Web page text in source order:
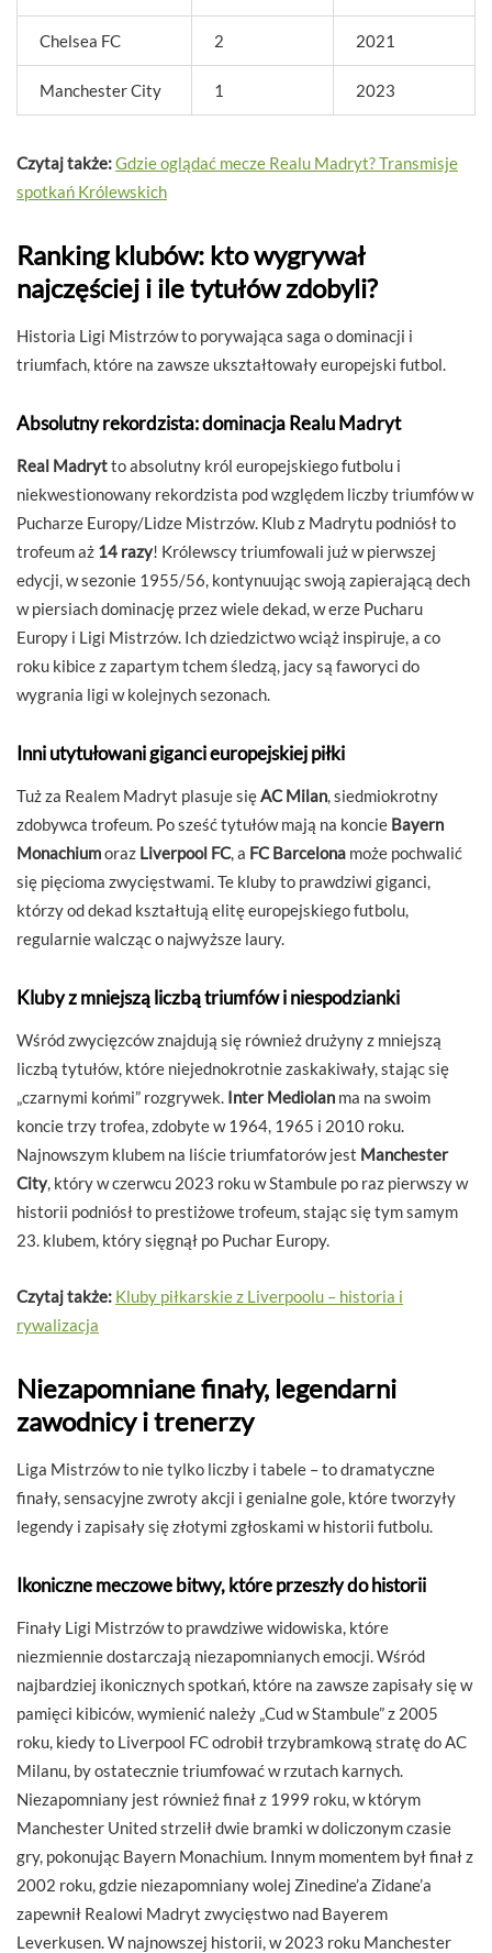
Chelsea FC 2 2021
Manchester City 1 2023
Czytaj także:Gdzie oglądać mecze Realu Madryt? Transmisje
spotkań Królewskich
Ranking klubów: kto wygrywał
najczęściej i ile tytułów zdobyli?
Historia Ligi Mistrzów to porywająca saga o dominacji i
triumfach, które na zawsze ukształtowały europejski futbol.
Absolutny rekordzista: dominacja Realu Madryt
Real Madrytto absolutny król europejskiego futbolu i
niekwestionowany rekordzista pod względem liczby triumfów w
Pucharze Europy/Lidze Mistrzów. Klub z Madrytu podniósł to
trofeum aż 14 razy! Królewscy triumfowali już w pierwszej
edycji, w sezonie 1955/56, kontynuując swoją zapierającą dech
w piersiach dominację przez wiele dekad, w erze Pucharu
Europy i Ligi Mistrzów. Ich dziedzictwo wciąż inspiruje, a co
roku kibice z zapartym tchem śledzą, jacy są faworyci do
wygrania ligi w kolejnych sezonach.
Inni utytułowani giganci europejskiej piłki
Tuż za Realem Madryt plasuje się AC Milan , siedmiokrotny
zdobywca trofeum. Po sześć tytułów mają na koncie Bayern
Monachiumoraz Liverpool FC , a FC Barcelona może pochwalić
się pięcioma zwycięstwami. Te kluby to prawdziwi giganci,
którzy od dekad kształtują elitę europejskiego futbolu,
regularnie walcząc o najwyższe laury.
Kluby z mniejszą liczbą triumfów i niespodzianki
Wśród zwycięzców znajdują się również drużyny z mniejszą
liczbą tytułów, które niejednokrotnie zaskakiwały, stając się
„czarnymi końmi” rozgrywek. Inter Mediolan ma na swoim
koncie trzy trofea, zdobyte w 1964, 1965 i 2010 roku.
Najnowszym klubem na liście triumfatorów jest Manchester
City, który w czerwcu 2023 roku w Stambule po raz pierwszy w
historii podniósł to prestiżowe trofeum, stając się tym samym
23. klubem, który sięgnął po Puchar Europy.
Czytaj także: Kluby piłkarskie z Liverpoolu – historia i
rywalizacja
Niezapomniane finały, legendarni
zawodnicy i trenerzy
Liga Mistrzów to nie tylko liczby i tabele – to dramatyczne
finały, sensacyjne zwroty akcji i genialne gole, które tworzyły
legendy i zapisały się złotymi zgłoskami w historii futbolu.
Ikoniczne meczowe bitwy, które przeszły do historii
Finały Ligi Mistrzów to prawdziwe widowiska, które
niezmiennie dostarczają niezapomnianych emocji. Wśród
najbardziej ikonicznych spotkań, które na zawsze zapisały się w
pamięci kibiców, wymienić należy „Cud w Stambule” z 2005
roku, kiedy to Liverpool FC odrobił trzybramkową stratę do AC
Milanu, by ostatecznie triumfować w rzutach karnych.
Niezapomniany jest również finał z 1999 roku, w którym
Manchester United strzelił dwie bramki w doliczonym czasie
gry, pokonując Bayern Monachium. Innym momentem był finał z
2002 roku, gdzie niezapomniany wolej Zinedine’a Zidane’a
zapewnił Realowi Madryt zwycięstwo nad Bayerem
Leverkusen. W najnowszej historii, w 2023 roku Manchester